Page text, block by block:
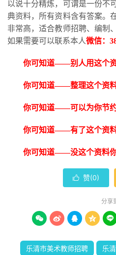
以说十分精炼，可谓是一份不
典资料，所有资料含有答案。
非常高，适合教师招聘、编制
如果需要可以联系本人微信：
你可知道——别人用这个资
你可知道——整理这个资料
你可知道——可以为你节约
你可知道——有了这个资料
你可知道——没这个资料你
 赞(0)
分享
    
乐清市美术教师招聘 乐